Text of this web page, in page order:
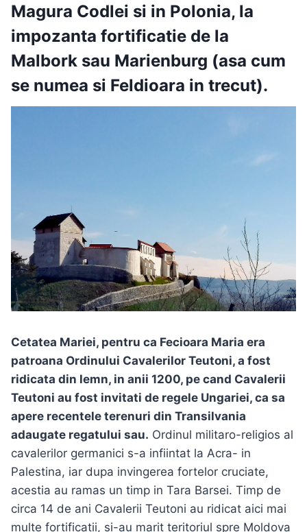
Magura Codlei si in Polonia, la
impozanta fortificatie de la
Malbork sau Marienburg (asa cum
se numea si Feldioara in trecut).
Cetatea Mariei, pentru ca Fecioara Maria era
patroana Ordinului Cavalerilor Teutoni, a fost
ridicata din lemn, in anii 1200, pe cand Cavalerii
Teutoni au fost invitati de regele Ungariei, ca sa
apere recentele terenuri din Transilvania
adaugate regatului sau. Ordinul militaro-religios al
cavalerilor germanici s-a infiintat la Acra- in
Palestina, iar dupa invingerea fortelor cruciate,
acestia au ramas un timp in Tara Barsei. Timp de
circa 14 de ani Cavalerii Teutoni au ridicat aici mai
multe fortificatii, si-au marit teritoriul spre Moldova